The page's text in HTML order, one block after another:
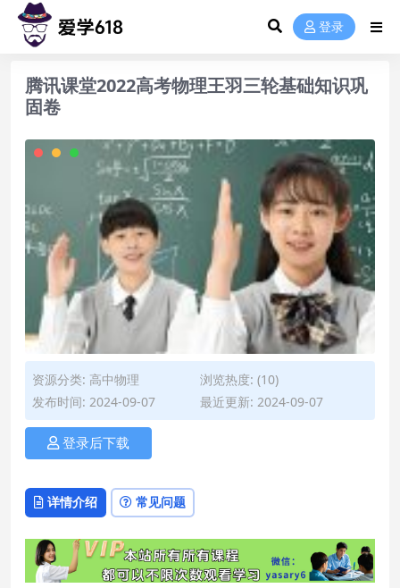
登录
腾讯课堂2022高考物理王羽三轮基础知识巩
固卷
资源分类: 高中物理
浏览热度: (10)
发布时间: 2024-09-07
最近更新: 2024-09-07
登录后下载
详情介绍 常见问题